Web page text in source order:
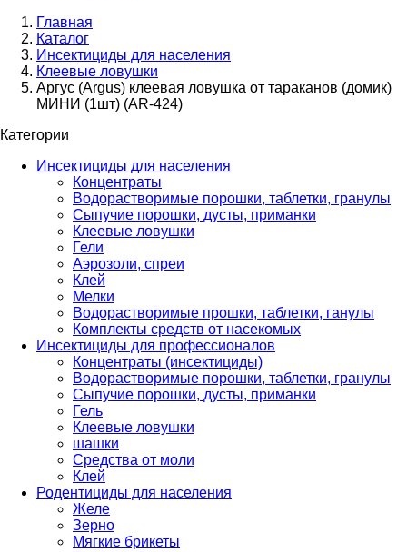
Главная
Каталог
Инсектициды для населения
Клеевые ловушки
Аргус (Argus) клеевая ловушка от тараканов (домик)
МИНИ (1шт) (AR-424)
Категории
Инсектициды для населения
Концентраты
Водорастворимые порошки, таблетки, гранулы
Сыпучие порошки, дусты, приманки
Клеевые ловушки
Гели
Аэрозоли, спреи
Клей
Мелки
Водорастворимые прошки, таблетки, ганулы
Комплекты средств от насекомых
Инсектициды для профессионалов
Концентраты (инсектициды)
Водорастворимые порошки, таблетки, гранулы
Сыпучие порошки, дусты, приманки
Гель
Клеевые ловушки
шашки
Средства от моли
Клей
Родентициды для населения
Желе
Зерно
Мягкие брикеты